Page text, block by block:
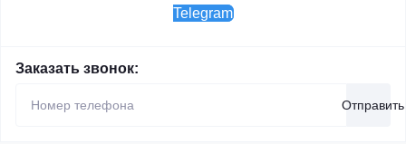
Telegram
Заказать звонок:
Отправить